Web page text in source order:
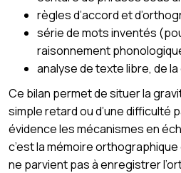
règles d’accord et
série de mots inventés
raisonnement
analyse de texte libre, de
Ce bilan permet de situer la
simple retard ou d’une difficulté
évidence les mécanismes en
c’est la mémoire
ne parvient pas à enregistrer